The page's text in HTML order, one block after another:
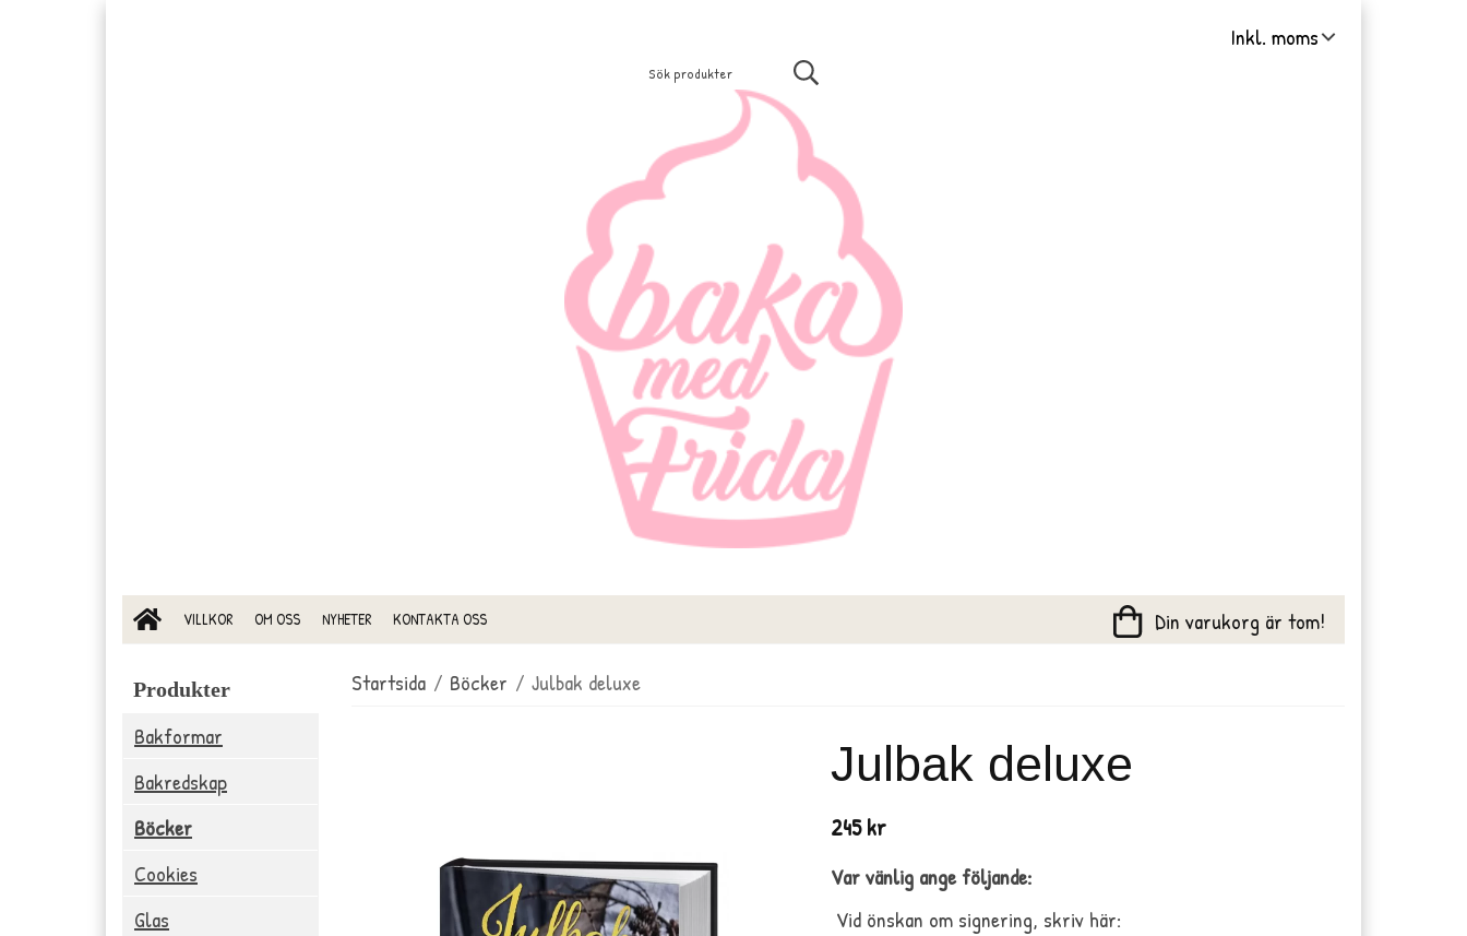
VILLKOR OM OSS NYHETER KONTAKTA OSS Din varukorg är tom!
Produkter
Bakformar
Bakredskap
Böcker
Cookies
Glas
Startsida / Böcker / Julbak deluxe
Julbak deluxe
245 kr
Var vänlig ange följande:
Vid önskan om signering, skriv här: